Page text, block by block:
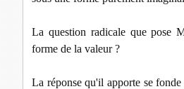
La question radicale que pose
forme de la valeur ?
La réponse qu'il apporte se